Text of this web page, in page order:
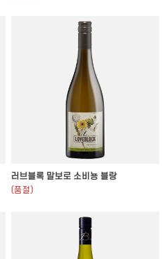
러브블록 말보로 소비뇽 블랑
(품절)